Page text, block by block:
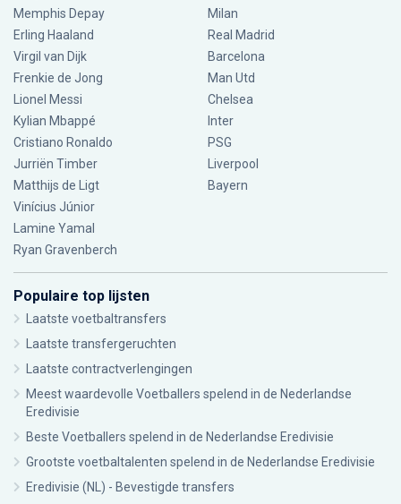
Memphis Depay
Erling Haaland
Virgil van Dijk
Frenkie de Jong
Lionel Messi
Kylian Mbappé
Cristiano Ronaldo
Jurriën Timber
Matthijs de Ligt
Vinícius Júnior
Lamine Yamal
Ryan Gravenberch
Milan
Real Madrid
Barcelona
Man Utd
Chelsea
Inter
PSG
Liverpool
Bayern
Populaire top lijsten
Laatste voetbaltransfers
Laatste transfergeruchten
Laatste contractverlengingen
Meest waardevolle Voetballers spelend in de Nederlandse
Eredivisie
Beste Voetballers spelend in de Nederlandse Eredivisie
Grootste voetbaltalenten spelend in de Nederlandse Eredivisie
Eredivisie (NL) - Bevestigde transfers